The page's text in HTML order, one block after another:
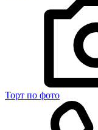
Торт по фото